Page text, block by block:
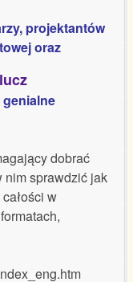
projektantów
oraz
dobrać
nim sprawdzić jak
w